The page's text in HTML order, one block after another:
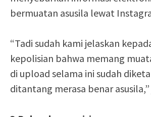
bermuatan asusila lewat
“Tadi sudah kami jelaskan
kepolisian bahwa memang
di upload selama ini sudah
ditantang merasa benar